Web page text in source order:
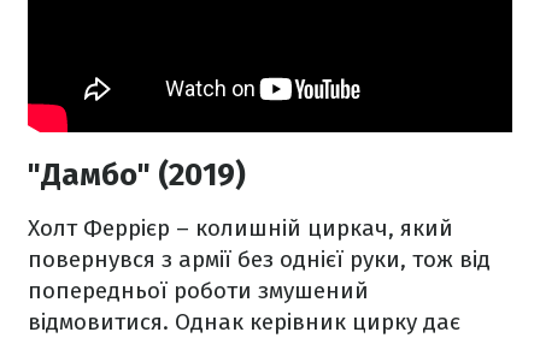
"Дамбо" (2019)
Холт Феррієр – колишній циркач, який
повернувся з армії без однієї руки, тож від
попередньої роботи змушений
відмовитися. Однак керівник цирку дає